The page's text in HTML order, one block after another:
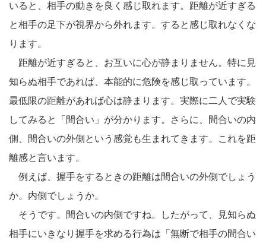
いると、相手の動きを良く感じ取れます。距離が近すぎる
と相手の足下が視界から外れます。すると感じ取れなくな
ります。
距離が近すぎると、お互いに心が静まりません。特に見
知らぬ相手であれば、本能的に危険を感じ取っています。
最低限の距離があれば心は静まります。実際に二人で実験
してみると「間合い」が分かります。さらに、間合いの内
側、間合いの外側という感覚も生まれてきます。これを距
離感と言います。
例えば、握手をするときの距離は間合いの外側でしょう
か。内側でしょうか。
そうです。間合いの内側ですね。したがって、見知らぬ
相手にいきなり握手を求める行為は「無断で相手の間合い